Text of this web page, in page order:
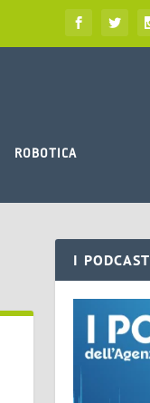
ROBOTICA
I PODCAST